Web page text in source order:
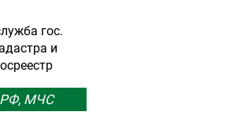
гос.
и
МЧС